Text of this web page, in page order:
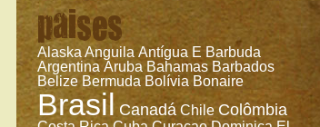
paises
Alaska Anguila Antígua E Barbuda
Argentina Aruba Bahamas Barbados
Belize Bermuda Bolívia Bonaire
Brasil Canadá Chile Colômbia